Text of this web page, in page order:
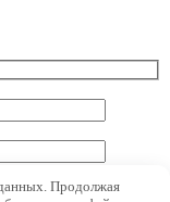
Продолжая